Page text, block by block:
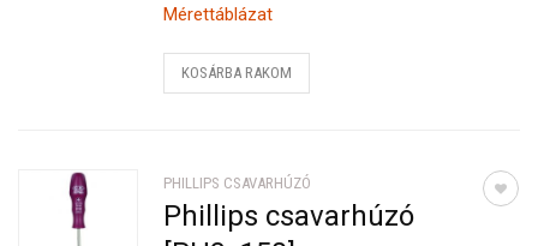
Mérettáblázat
KOSÁRBA RAKOM
PHILLIPS CSAVARHÚZÓ
Phillips csavarhúzó